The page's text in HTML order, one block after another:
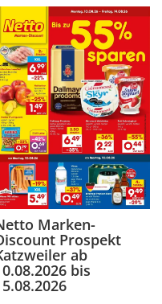
Marken-
Prospekt
ab
bis